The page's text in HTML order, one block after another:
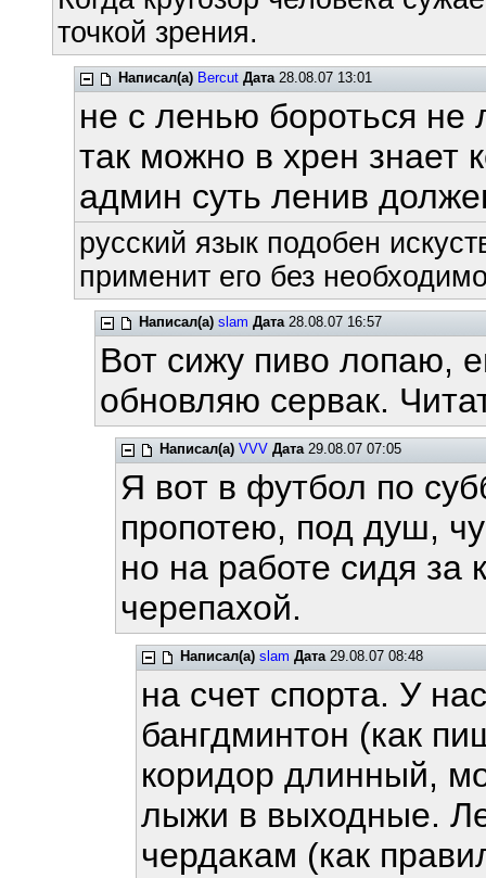
точкой зрения.
Написал(а) Bercut Дата28.08.07 13:01
не с ленью бороться не
так можно в хрен знает
админ суть ленив
русский язык подобен
применит его без
Написал(а) slam Дата28.08.07 16:57
Вот сижу пиво лопаю,
обновляю сервак.
Написал(а) VVV Дата29.08.07 07:05
Я вот в футбол по
пропотею, под душ,
но на работе сидя за
черепахой.
Написал(а) slam Дата29.08.07 08:48
на счет спорта. У
бангдминтон (как
коридор длинный,
лыжи в выходные.
чердакам (как